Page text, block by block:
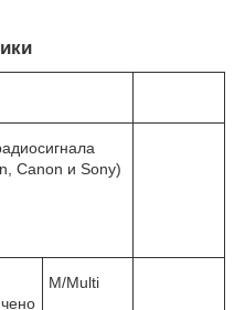
Canon и Sony)
M/Multi